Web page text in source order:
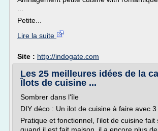
Petite...
Lire la suite
Site : http://indogate.com
Les 25 meilleures idées de la
Îlots de cuisine ...
Sombrer dans l'île
DIY déco : Un ilot de cuisine à faire avec
Pratique et fonctionnel, l'ilot de cuisine fait